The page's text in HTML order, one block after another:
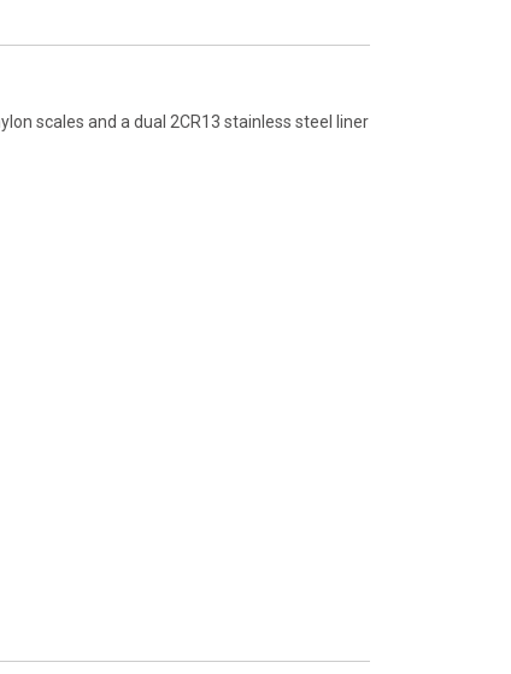
scales and a dual 2CR13 stainless steel liner